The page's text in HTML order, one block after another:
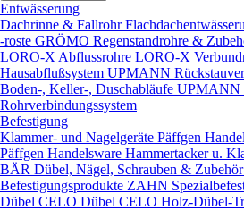
Entwässerung
Dachrinne & Fallrohr
-roste GRÖMO Regenstandrohre &
LORO-X Abflussrohre LORO-X
Hausabflußsystem UPMANN
Boden-, Keller-, Duschabläufe UPMANN
Rohrverbindungssystem
Befestigung
Klammer- und Nagelgeräte Päffgen
Päffgen Handelsware Hammertacker u.
BÄR Dübel, Nägel, Schrauben & Zubehör
Befestigungsprodukte ZAHN
Dübel CELO Dübel CELO Holz-Dübel-